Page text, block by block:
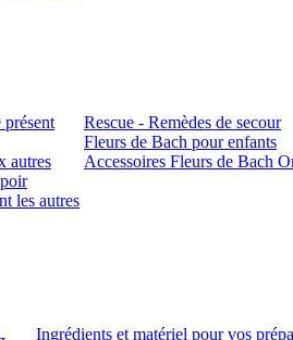
autres
les autres
Rescue - Remèdes de secour
Fleurs de Bach pour enfants
Accessoires Fleurs de Bach
Ingrédients et matériel pour vos